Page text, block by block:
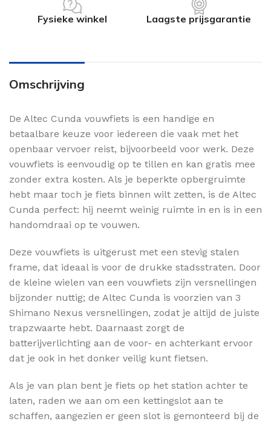
Fysieke winkel Laagste prijsgarantie
Omschrijving
De Altec Cunda vouwfiets is een handige en
betaalbare keuze voor iedereen die vaak met het
openbaar vervoer reist, bijvoorbeeld voor werk. Deze
vouwfiets is eenvoudig op te tillen en kan gratis mee
zonder extra kosten. Als je beperkte opbergruimte
hebt maar toch je fiets binnen wilt zetten, is de Altec
Cunda perfect: hij neemt weinig ruimte in en is in een
handomdraai op te vouwen.
Deze vouwfiets is uitgerust met een stevig stalen
frame, dat ideaal is voor de drukke stadsstraten. Door
de kleine wielen van een vouwfiets zijn versnellingen
bijzonder nuttig; de Altec Cunda is voorzien van 3
Shimano Nexus versnellingen, zodat je altijd de juiste
trapzwaarte hebt. Daarnaast zorgt de
batterijverlichting aan de voor- en achterkant ervoor
dat je ook in het donker veilig kunt fietsen.
Als je van plan bent je fiets op het station achter te
laten, raden we aan om een kettingslot aan te
schaffen, aangezien er geen slot is gemonteerd bij de